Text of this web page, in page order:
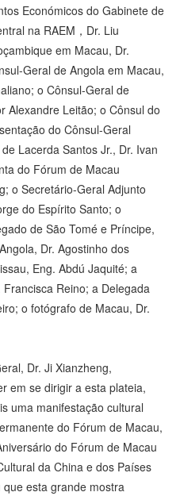
Económicos do Gabinete de
na RAEM，Dr. Liu
em Macau, Dr.
Geral de Angola em Macau,
o Cônsul-Geral de
Alexandre Leitão; o Cônsul do
do Cônsul-Geral
Lacerda Santos Jr., Dr. Ivan
do Fórum de Macau
o Secretário-Geral Adjunto
do Espírito Santo; o
de São Tomé e Príncipe,
Dr. Agostinho dos
Eng. Abdú Jaquité; a
Reino; a Delegada
o fotógrafo de Macau, Dr.
Dr. Ji Xianzheng,
em se dirigir a esta plateia,
uma manifestação cultural
do Fórum de Macau,
do Fórum de Macau
da China e dos Países
esta grande mostra